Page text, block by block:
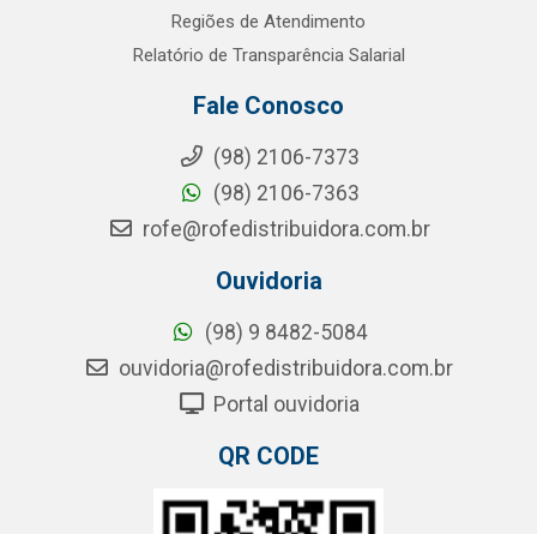
Regiões de Atendimento
Relatório de Transparência Salarial
Fale Conosco
(98) 2106-7373
(98) 2106-7363
rofe@rofedistribuidora.com.br
Ouvidoria
(98) 9 8482-5084
ouvidoria@rofedistribuidora.com.br
Portal ouvidoria
QR CODE